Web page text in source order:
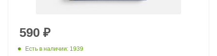
590 ₽
Есть в наличии: 1939